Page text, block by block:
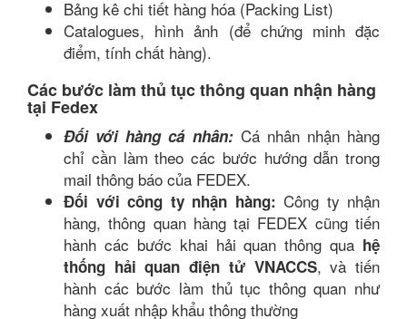
Bảng kê chi tiết hàng hóa (Packing List)
Catalogues, hình ảnh (để chứng minh đặc
điểm, tính chất hàng).
Các bước làm thủ tục thông quan nhận hàng
tại Fedex
Đối với hàng cá nhân:Cá nhân nhận hàng
chỉ cần làm theo các bước hướng dẫn trong
mail thông báo của FEDEX.
Đối với công ty nhận hàng: Công ty nhận
hàng, thông quan hàng tại FEDEX cũng tiến
hành các bước khai hải quan thông qua hệ
thống hải quan điện tử VNACCS, và tiến
hành các bước làm thủ tục thông quan như
hàng xuất nhập khẩu thông thường